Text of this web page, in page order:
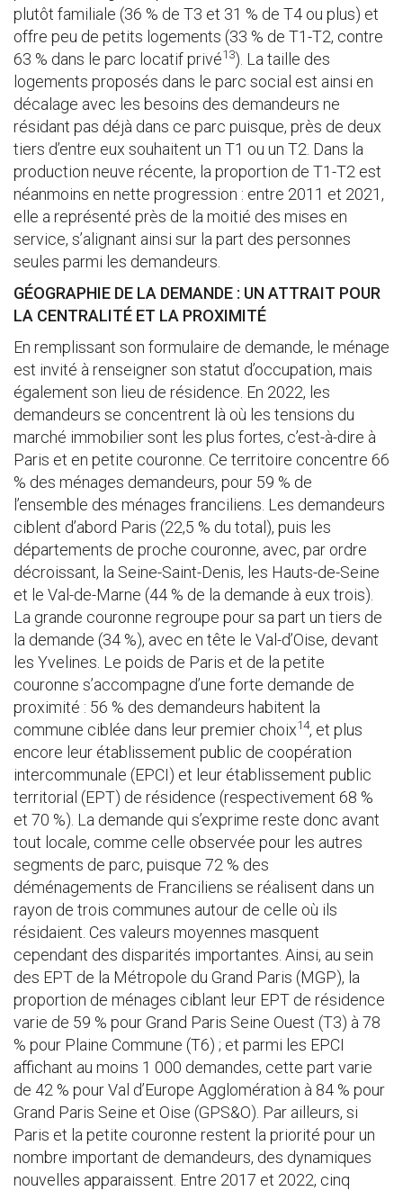
plutôt familiale (36 % de T3 et 31 % de T4 ou plus) et
offre peu de petits logements (33 % de T1-T2, contre
63 % dans le parc locatif privé13). La taille des
logements proposés dans le parc social est ainsi en
décalage avec les besoins des demandeurs ne
résidant pas déjà dans ce parc puisque, près de deux
tiers d’entre eux souhaitent un T1 ou un T2. Dans la
production neuve récente, la proportion de T1-T2 est
néanmoins en nette progression : entre 2011 et 2021,
elle a représenté près de la moitié des mises en
service, s’alignant ainsi sur la part des personnes
seules parmi les demandeurs.
GÉOGRAPHIE DE LA DEMANDE : UN ATTRAIT POUR
LA CENTRALITÉ ET LA PROXIMITÉ
En remplissant son formulaire de demande, le ménage
est invité à renseigner son statut d’occupation, mais
également son lieu de résidence. En 2022, les
demandeurs se concentrent là où les tensions du
marché immobilier sont les plus fortes, c’est-à-dire à
Paris et en petite couronne. Ce territoire concentre 66
% des ménages demandeurs, pour 59 % de
l’ensemble des ménages franciliens. Les demandeurs
ciblent d’abord Paris (22,5 % du total), puis les
départements de proche couronne, avec, par ordre
décroissant, la Seine-Saint-Denis, les Hauts-de-Seine
et le Val-de-Marne (44 % de la demande à eux trois).
La grande couronne regroupe pour sa part un tiers de
la demande (34 %), avec en tête le Val-d’Oise, devant
les Yvelines. Le poids de Paris et de la petite
couronne s’accompagne d’une forte demande de
proximité : 56 % des demandeurs habitent la
commune ciblée dans leur premier choix14, et plus
encore leur établissement public de coopération
intercommunale (EPCI) et leur établissement public
territorial (EPT) de résidence (respectivement 68 %
et 70 %). La demande qui s’exprime reste donc avant
tout locale, comme celle observée pour les autres
segments de parc, puisque 72 % des
déménagements de Franciliens se réalisent dans un
rayon de trois communes autour de celle où ils
résidaient. Ces valeurs moyennes masquent
cependant des disparités importantes. Ainsi, au sein
des EPT de la Métropole du Grand Paris (MGP), la
proportion de ménages ciblant leur EPT de résidence
varie de 59 % pour Grand Paris Seine Ouest (T3) à 78
% pour Plaine Commune (T6) ; et parmi les EPCI
affichant au moins 1 000 demandes, cette part varie
de 42 % pour Val d’Europe Agglomération à 84 % pour
Grand Paris Seine et Oise (GPS&O). Par ailleurs, si
Paris et la petite couronne restent la priorité pour un
nombre important de demandeurs, des dynamiques
nouvelles apparaissent. Entre 2017 et 2022, cinq